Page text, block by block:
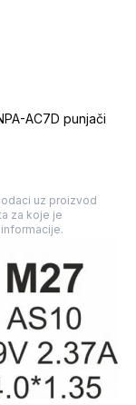
AC7D punjači
uz proizvod
za koje je